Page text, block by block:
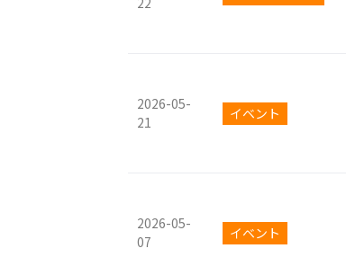
2026-05-
21
イベント
2026-05-
07
イベント